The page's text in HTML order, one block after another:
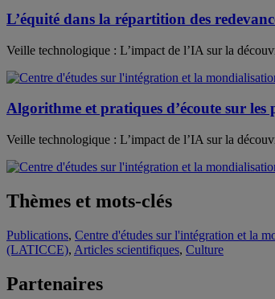
L’équité dans la répartition des
Veille technologique : L’impact de l’IA sur la
Algorithme et pratiques d’écoute sur les
Veille technologique : L’impact de l’IA sur la
Thèmes et mots-clés
Publications, Centre d'études sur l'intégration et la
(LATICCE), Articles scientifiques, Culture
Partenaires